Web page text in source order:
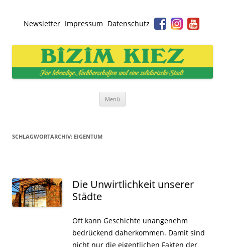
Newsletter Impressum Datenschutz
Bizim Kiez – Unser Kiez
Für lebendige Nachbarschaften und eine solidarische Stadt
Menü
SCHLAGWORTARCHIV: EIGENTUM
Die Unwirtlichkeit unserer
Städte
Oft kann Geschichte unangenehm
bedrückend daherkommen. Damit sind
nicht nur die eigentlichen Fakten der